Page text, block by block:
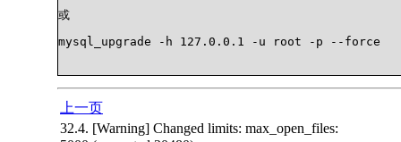
或
mysql_upgrade -h 127.0.0.1 -u root -p --force
上一页
32.4. [Warning] Changed limits: max_open_files: